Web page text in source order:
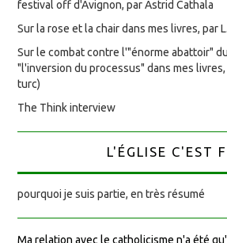
festival off d'Avignon, par Astrid Cathala
Sur la rose et la chair dans mes livres, par
Sur le combat contre l'"énorme abattoir"
"l'inversion du processus" dans mes
turc)
The Think interview
L'ÉGLISE C'EST
pourquoi je suis partie, en très résumé
Ma relation avec le catholicisme n'a été